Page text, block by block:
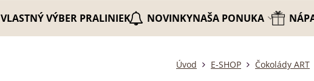
VLASTNÝ VÝBER PRALINIEK NOVINKYNAŠA PONUKA
Úvod E-SHOP Čokolády ART